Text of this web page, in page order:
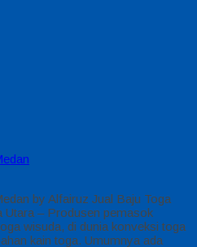
by Alfairuz Jual Baju Toga
Utara – Produsen pemasok
wisuda, di dunia konveksi toga
kain toga. Umumnya ada